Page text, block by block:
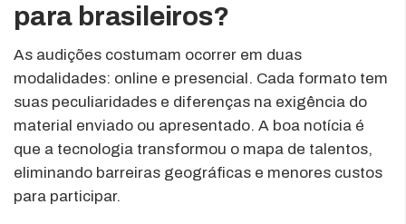
para brasileiros?
As audições costumam ocorrer em duas
modalidades: online e presencial. Cada formato tem
suas peculiaridades e diferenças na exigência do
material enviado ou apresentado. A boa notícia é
que a tecnologia transformou o mapa de talentos,
eliminando barreiras geográficas e menores custos
para participar.